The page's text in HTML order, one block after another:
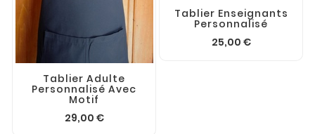
Tablier Adulte
Personnalisé Avec
Motif
29,00 €
Tablier Enseignants
Personnalisé
25,00 €